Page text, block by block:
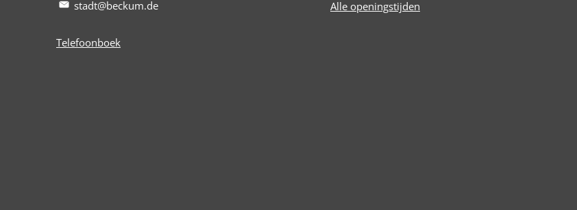
stadt@beckum.de
Telefoonboek
Alle openingstijden